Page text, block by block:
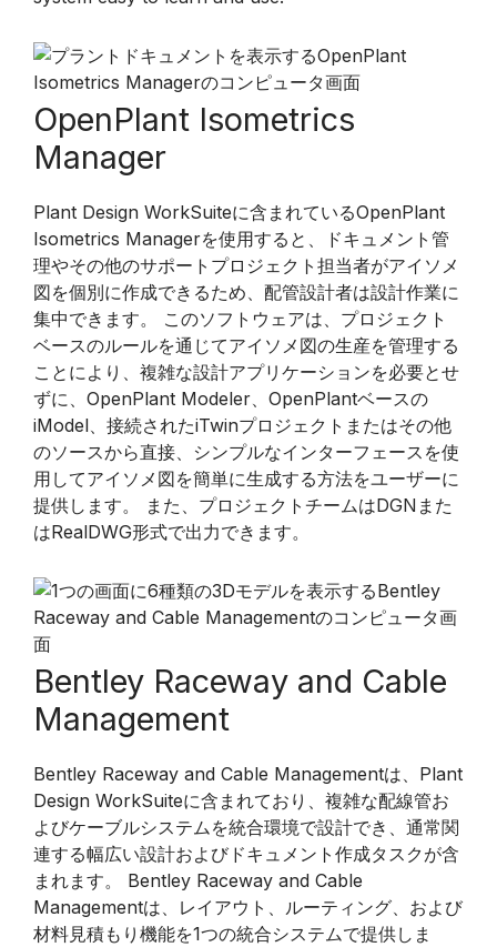
OpenPlant Isometrics
Manager
Plant Design WorkSuiteに含まれているOpenPlant
Isometrics Managerを使用すると、ドキュメント管
理やその他のサポートプロジェクト担当者がアイソメ
図を個別に作成できるため、配管設計者は設計作業に
集中できます。 このソフトウェアは、プロジェクト
ベースのルールを通じてアイソメ図の生産を管理する
ことにより、複雑な設計アプリケーションを必要とせ
ずに、OpenPlant Modeler、OpenPlantベースの
iModel、接続されたiTwinプロジェクトまたはその他
のソースから直接、シンプルなインターフェースを使
用してアイソメ図を簡単に生成する方法をユーザーに
提供します。 また、プロジェクトチームはDGNまた
はRealDWG形式で出力できます。
Bentley Raceway and Cable
Management
Bentley Raceway and Cable Managementは、Plant
Design WorkSuiteに含まれており、複雑な配線管お
よびケーブルシステムを統合環境で設計でき、通常関
連する幅広い設計およびドキュメント作成タスクが含
まれます。 Bentley Raceway and Cable
Managementは、レイアウト、ルーティング、および
材料見積もり機能を1つの統合システムで提供しま